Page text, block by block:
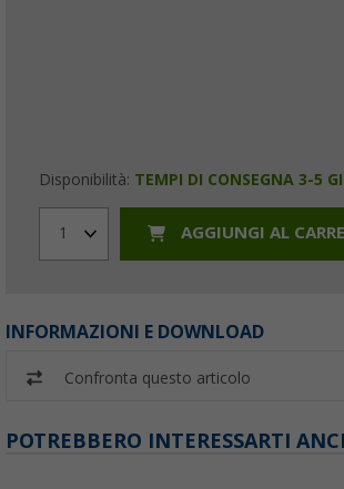
Disponibilità: TEMPI DI CONSEGNA 3-5
1 AGGIUNGI AL
INFORMAZIONI E DOWNLOAD
Confronta questo articolo
POTREBBERO INTERESSARTI